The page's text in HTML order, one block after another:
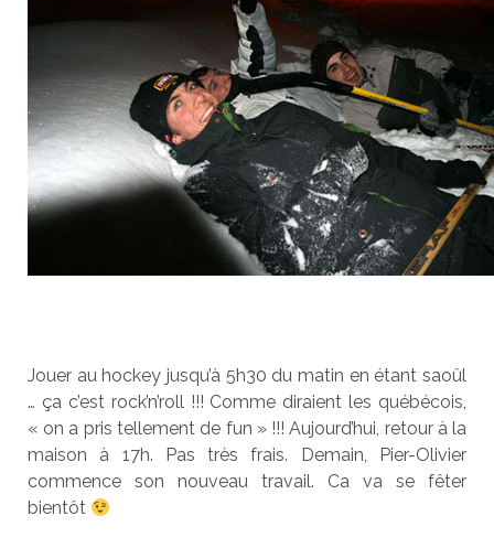
Jouer au hockey jusqu’à 5h30 du matin en étant saoûl
… ça c’est rock’n’roll !!! Comme diraient les québécois,
« on a pris tellement de fun » !!! Aujourd’hui, retour à la
maison à 17h. Pas très frais. Demain, Pier-Olivier
commence son nouveau travail. Ca va se fêter
bientôt